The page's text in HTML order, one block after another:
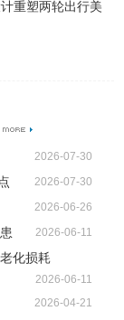
重塑两轮出行美
2026-07-30
2026-07-30
2026-06-26
2026-06-11
化损耗
2026-06-11
2026-04-21